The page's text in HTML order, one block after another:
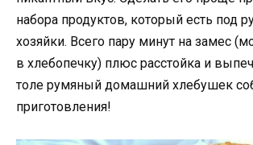
набора продуктов, который есть под
хозяйки. Всего пару минут на замес
в хлебопечку) плюс расстойка и
толе румяный домашний хлебушек
приготовления!